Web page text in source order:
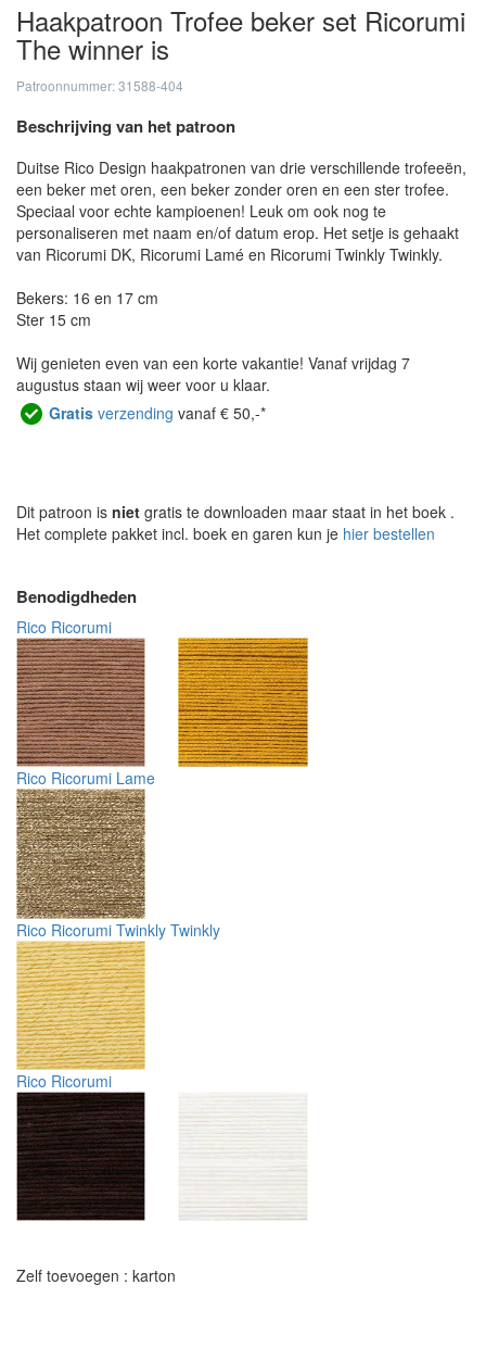
Haakpatroon Trofee beker set Ricorumi
The winner is
Patroonnummer: 31588-404
Beschrijving van het patroon
Duitse Rico Design haakpatronen van drie verschillende trofeeën,
een beker met oren, een beker zonder oren en een ster trofee.
Speciaal voor echte kampioenen! Leuk om ook nog te
personaliseren met naam en/of datum erop. Het setje is gehaakt
van Ricorumi DK, Ricorumi Lamé en Ricorumi Twinkly Twinkly.
Bekers: 16 en 17 cm
Ster 15 cm
Wij genieten even van een korte vakantie! Vanaf vrijdag 7
augustus staan wij weer voor u klaar.
Gratis verzending vanaf € 50,-*
Dit patroon is niet gratis te downloaden maar staat in het boek .
Het complete pakket incl. boek en garen kun je hier bestellen
Benodigdheden
Rico Ricorumi
Rico Ricorumi Lame
Rico Ricorumi Twinkly Twinkly
Rico Ricorumi
Zelf toevoegen : karton